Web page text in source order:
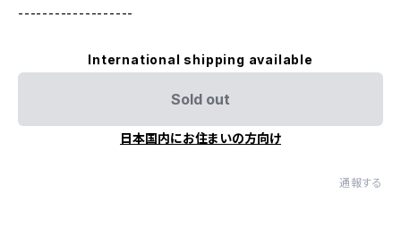
-------------------
International shipping available
Sold out
日本国内にお住まいの方向け
通報する